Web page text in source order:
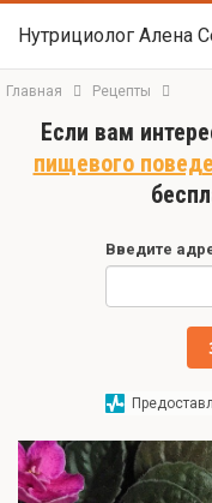
Нутрициолог Алена
Главная Рецепты
Если вам
пищевого
Введите